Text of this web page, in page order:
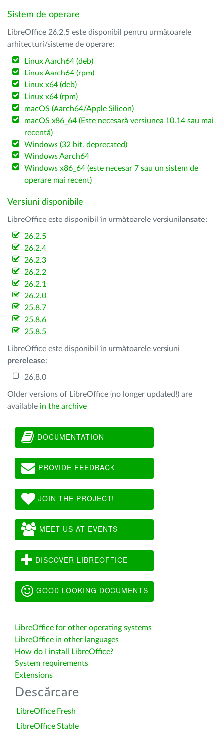
Sistem de operare
LibreOffice 26.2.5 este disponibil pentru următoarele
arhitecturi/sisteme de operare:
Linux Aarch64 (deb)
Linux Aarch64 (rpm)
Linux x64 (deb)
Linux x64 (rpm)
macOS (Aarch64/Apple Silicon)
macOS x86_64 (Este necesară versiunea 10.14 sau mai
recentă)
Windows (32 bit, deprecated)
Windows Aarch64
Windows x86_64 (este necesar 7 sau un sistem de
operare mai recent)
Versiuni disponibile
LibreOffice este disponibil în următoarele versiuni lansate:
26.2.5
26.2.4
26.2.3
26.2.2
26.2.1
26.2.0
25.8.7
25.8.6
25.8.5
LibreOffice este disponibil în următoarele versiuni
prerelease:
26.8.0
Older versions of LibreOffice (no longer updated!) are
available in the archive
DOCUMENTATION
PROVIDE FEEDBACK
JOIN THE PROJECT!
MEET US AT EVENTS
DISCOVER LIBREOFFICE
GOOD LOOKING DOCUMENTS
LibreOffice for other operating systems
LibreOffice in other languages
How do I install LibreOffice?
System requirements
Extensions
Descărcare
LibreOffice Fresh
LibreOffice Stable